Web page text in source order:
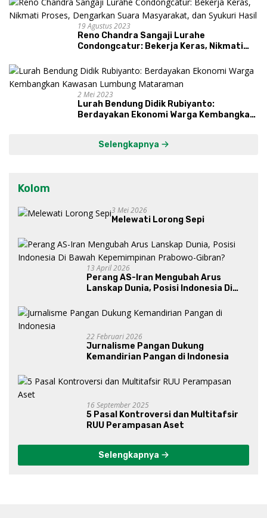
19 Agustus 2023
Reno Chandra Sangaji Lurahe
Condongcatur: Bekerja Keras, Nikmati
dan Syukuri Hasil
2 Mei 2023
Lurah Bendung Didik Rubiyanto:
Berdayakan Ekonomi Warga Kembangkan
Selengkapnya
Kolom
3 Mei 2026
Melewati Lorong Sepi
13 April 2026
Perang AS-Iran Mengubah Arus
Lanskap Dunia, Posisi Indonesia Di
Gibran?
22 Februari 2026
Jurnalisme Pangan Dukung
Kemandirian Pangan di Indonesia
16 September 2025
5 Pasal Kontroversi dan Multitafsir
RUU Perampasan Aset
Selengkapnya